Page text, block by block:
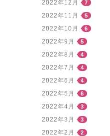
2022年12月 7
2022年11月 5
2022年10月 6
2022年9月 5
2022年8月 4
2022年7月 4
2022年6月 4
2022年5月 6
2022年4月 3
2022年3月 3
2022年2月 2